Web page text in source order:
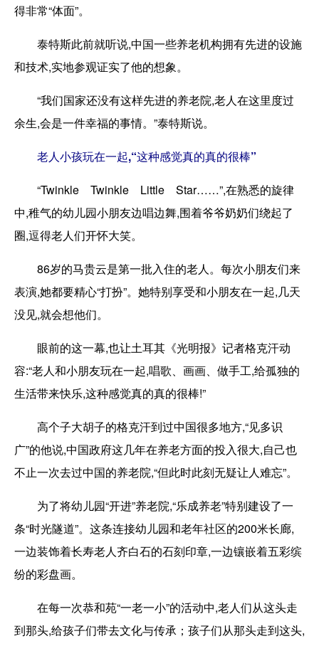
得非常“体面”。
泰特斯此前就听说,中国一些养老机构拥有先进的设施
和技术,实地参观证实了他的想象。
“我们国家还没有这样先进的养老院,老人在这里度过
余生,会是一件幸福的事情。”泰特斯说。
老人小孩玩在一起,“这种感觉真的真的很棒”
“Twinkle Twinkle Little Star……”,在熟悉的旋律
中,稚气的幼儿园小朋友边唱边舞,围着爷爷奶奶们绕起了
圈,逗得老人们开怀大笑。
86岁的马贵云是第一批入住的老人。每次小朋友们来
表演,她都要精心“打扮”。她特别享受和小朋友在一起,几天
没见,就会想他们。
眼前的这一幕,也让土耳其《光明报》记者格克汗动
容:“老人和小朋友玩在一起,唱歌、画画、做手工,给孤独的
生活带来快乐,这种感觉真的真的很棒!”
高个子大胡子的格克汗到过中国很多地方,“见多识
广”的他说,中国政府这几年在养老方面的投入很大,自己也
不止一次去过中国的养老院,“但此时此刻无疑让人难忘”。
为了将幼儿园“开进”养老院,“乐成养老”特别建设了一
条“时光隧道”。这条连接幼儿园和老年社区的200米长廊,
一边装饰着长寿老人齐白石的石刻印章,一边镶嵌着五彩缤
纷的彩盘画。
在每一次恭和苑“一老一小”的活动中,老人们从这头走
到那头,给孩子们带去文化与传承；孩子们从那头走到这头,